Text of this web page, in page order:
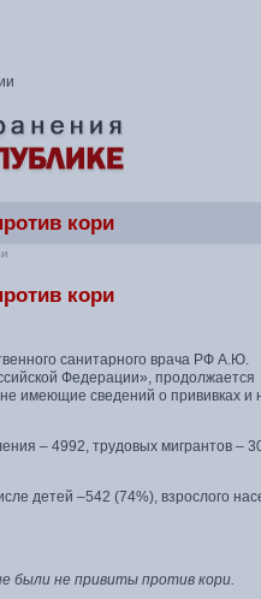
кори
кори
санитарного врача РФ А.Ю.
Федерации», продолжается
имеющие сведений о прививках и
– 4992, трудовых мигрантов –
детей –542 (74%), взрослого
были не привиты против кори.